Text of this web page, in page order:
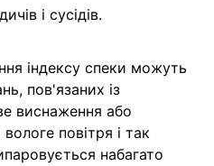
і сусідів.
індексу спеки можуть
пов'язаних із
виснаження або
повітря і так
набагато